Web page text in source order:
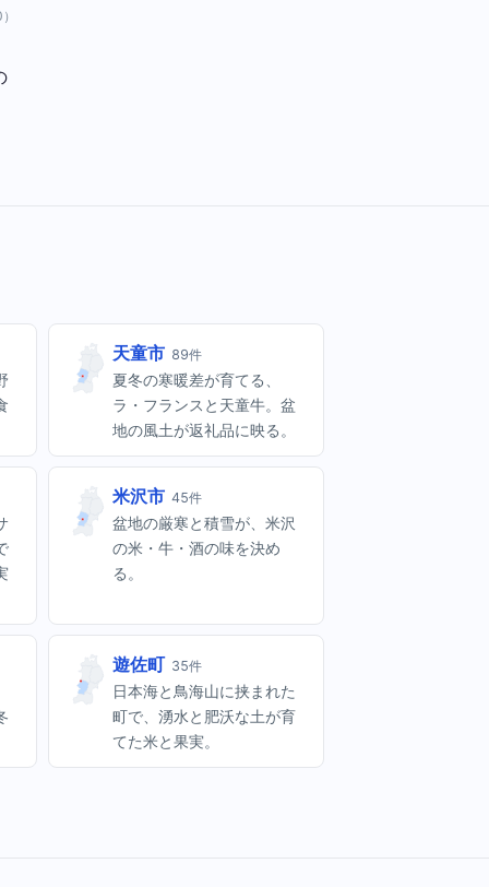
天童市 89件
夏冬の寒暖差が育てる、
ラ・フランスと天童牛。盆
地の風土が返礼品に映る。
米沢市 45件
盆地の厳寒と積雪が、米沢
の米・牛・酒の味を決め
る。
遊佐町 35件
日本海と鳥海山に挟まれた
町で、湧水と肥沃な土が育
てた米と果実。